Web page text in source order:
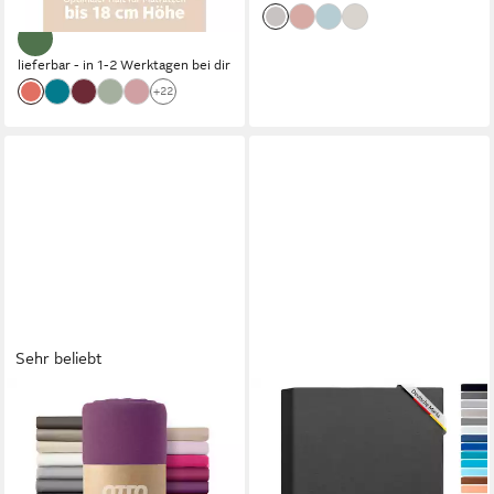
lieferbar - in 1-2 Werktagen bei dir
+22
Sehr beliebt
OTTO HOME
Spannbettlaken PAPRIKA
Microfaser-Jersey,
pflegeleicht, Microfaser-
Spannbettlaken verschiedene